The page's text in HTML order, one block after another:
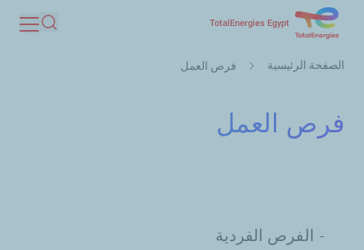
TotalEnergies Egypt
بحث
مسار
الصفحة الرئيسية فرص العمل
فرص العمل
- الفرص الفردية